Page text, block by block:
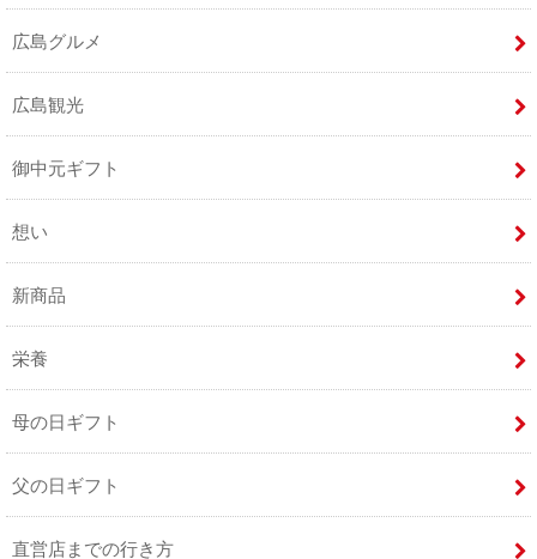
広島グルメ
広島観光
御中元ギフト
想い
新商品
栄養
母の日ギフト
父の日ギフト
直営店までの行き方